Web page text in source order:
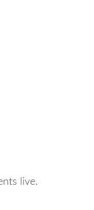
live.